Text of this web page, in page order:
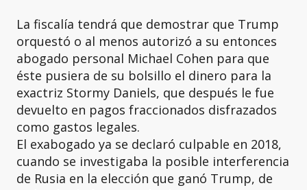
La fiscalía tendrá que demostrar que Trump
orquestó o al menos autorizó a su entonces
abogado personal Michael Cohen para que
éste pusiera de su bolsillo el dinero para la
exactriz Stormy Daniels, que después le fue
devuelto en pagos fraccionados disfrazados
como gastos legales.
El exabogado ya se declaró culpable en 2018,
cuando se investigaba la posible interferencia
de Rusia en la elección que ganó Trump, de